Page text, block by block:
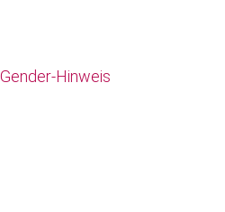
Gender-Hinweis